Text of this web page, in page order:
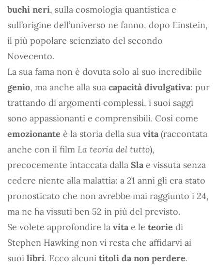
buchi neri, sulla cosmologia quantistica e
sull’origine dell’universo ne fanno, dopo Einstein,
il più popolare scienziato del secondo
Novecento.
La sua fama non è dovuta solo al suo incredibile
genio, ma anche alla sua capacità divulgativa: pur
trattando di argomenti complessi, i suoi saggi
sono appassionanti e comprensibili. Così come
emozionante è la storia della sua vita (raccontata
anche con il film La teoria del tutto),
precocemente intaccata dalla Sla e vissuta senza
cedere niente alla malattia: a 21 anni gli era stato
pronosticato che non avrebbe mai raggiunto i 24,
ma ne ha vissuti ben 52 in più del previsto.
Se volete approfondire la vita e le teorie di
Stephen Hawking non vi resta che affidarvi ai
suoi libri. Ecco alcuni titoli da non perdere.